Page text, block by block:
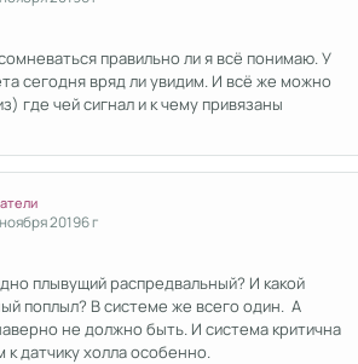
правильно ли я всё понимаю. У
сегодня вряд ли увидим. И всё же можно
где чей сигнал и к чему привязаны
20196 г
плывущий распредвальный? И какой
поплыл? В системе же всего один. А
не должно быть. И система критична
к датчику холла особенно.